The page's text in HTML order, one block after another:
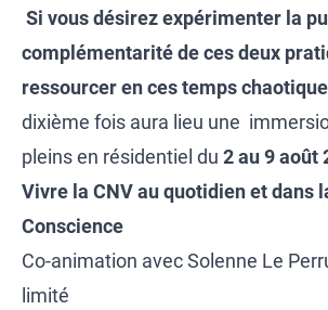
Si vous désirez expérimenter la
complémentarité de ces deux
ressourcer en ces temps
dixième fois aura lieu une
pleins en résidentiel du 2 au 9 août
Vivre la CNV au quotidien et dans
Conscience
Co-animation avec Solenne Le
limité